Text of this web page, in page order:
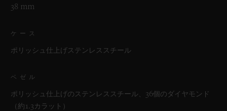
38 mm
ケース
ポリッシュ仕上げステンレススチール
ベゼル
ポリッシュ仕上げのステンレススチール、36個のダイヤモンド
（約1.3カラット）